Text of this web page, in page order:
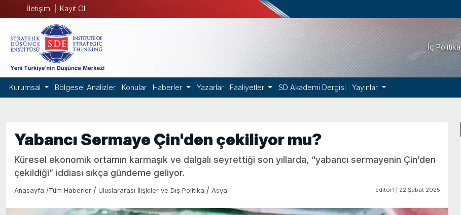
İletişim Kayıt Ol
İç Politika
Kurumsal Bölgesel Analizler Konular Haberler Yazarlar Faaliyetler SD Akademi Dergisi Yayınlar
Yabancı Sermaye Çin'den çekiliyor mu?
Küresel ekonomik ortamın karmaşık ve dalgalı seyrettiği son yıllarda, “yabancı sermayenin Çin’den
çekildiği” iddiası sıkça gündeme geliyor.
Anasayfa /Tüm Haberler / Uluslararası İlişkiler ve Dış Politika / Asya editör1 | 22 Şubat 2025